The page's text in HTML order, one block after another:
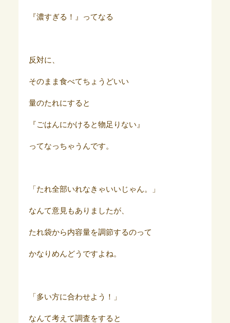
『濃すぎる！』ってなる
反対に、
そのまま食べてちょうどいい
量のたれにすると
『ごはんにかけると物足りない』
ってなっちゃうんです。
「たれ全部いれなきゃいいじゃん。」
なんて意見もありましたが、
たれ袋から内容量を調節するのって
かなりめんどうですよね。
「多い方に合わせよう！」
なんて考えて調査をすると